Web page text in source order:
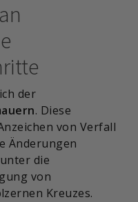
der
. Diese
von Verfall
Änderungen
die
von
Kreuzes.